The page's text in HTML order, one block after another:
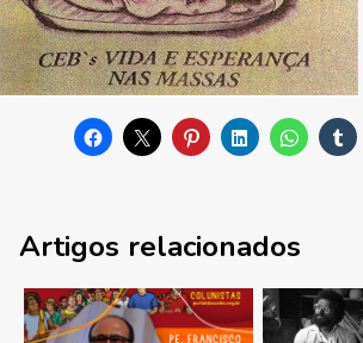
Artigos relacionados